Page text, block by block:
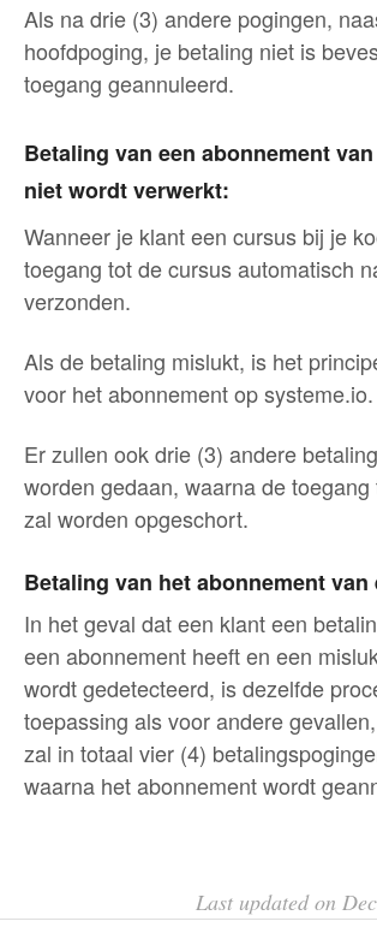
Als na drie (3) andere pogingen,
hoofdpoging, je betaling niet is
toegang geannuleerd.
Betaling van een abonnement
niet wordt verwerkt:
Wanneer je klant een cursus bij je
toegang tot de cursus automatisch
verzonden.
Als de betaling mislukt, is het
voor het abonnement op systeme.io.
Er zullen ook drie (3) andere
worden gedaan, waarna de
zal worden opgeschort.
Betaling van het abonnement van
In het geval dat een klant een
een abonnement heeft en een
wordt gedetecteerd, is dezelfde
toepassing als voor andere
zal in totaal vier (4)
waarna het abonnement wordt
Last updated on